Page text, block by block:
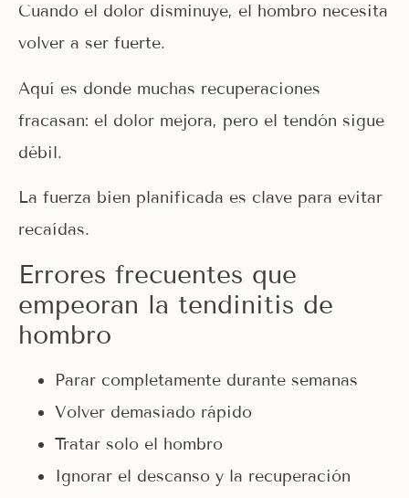
Cuando el dolor disminuye, el hombro necesita
volver a ser fuerte.
Aquí es donde muchas recuperaciones
fracasan: el dolor mejora, pero el tendón sigue
débil.
La fuerza bien planificada es clave para evitar
recaídas.
Errores frecuentes que
empeoran la tendinitis de
hombro
Parar completamente durante semanas
Volver demasiado rápido
Tratar solo el hombro
Ignorar el descanso y la recuperación